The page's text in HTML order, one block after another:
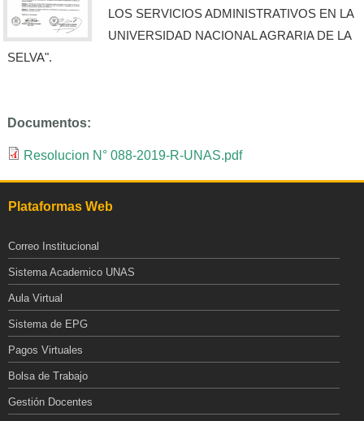
LOS SERVICIOS ADMINISTRATIVOS EN LA
UNIVERSIDAD NACIONAL AGRARIA DE LA
SELVA".
Documentos:
Resolucion N° 088-2019-R-UNAS.pdf
Plataformas Web
Correo Institucional
Sistema Academico UNAS
Aula Virtual
Sistema de EPG
Pagos Virtuales
Bolsa de Trabajo
Gestión Docentes